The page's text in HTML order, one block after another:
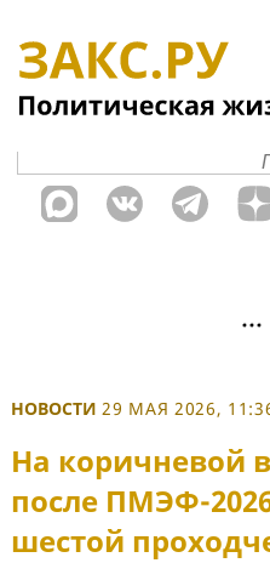
НОВОСТИ 29 МАЯ 2026,
На коричневой
после ПМЭФ-
шестой